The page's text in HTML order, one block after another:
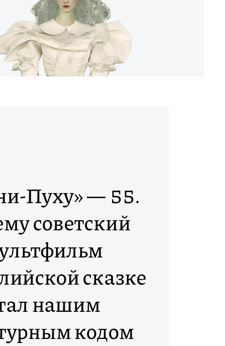
Пуху» — 55.
советский
сказке
нашим
кодом